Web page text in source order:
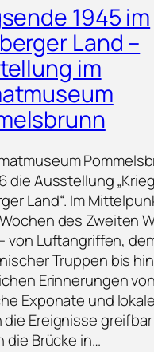
1945 im
Land –
im
die Ausstellung
Land“. Im
des Zweiten
von Luftangriffen,
Truppen bis
Erinnerungen
Exponate und
die Ereignisse
die Brücke in…